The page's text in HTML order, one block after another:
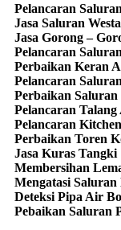
Pelancaran
Jasa Saluran
Jasa Gorong –
Pelancaran
Perbaikan Keran
Pelancaran
Perbaikan
Pelancaran
Pelancaran
Perbaikan Toren
Jasa Kuras Tangki
Membersihan
Mengatasi
Deteksi Pipa Air
Pebaikan Saluran